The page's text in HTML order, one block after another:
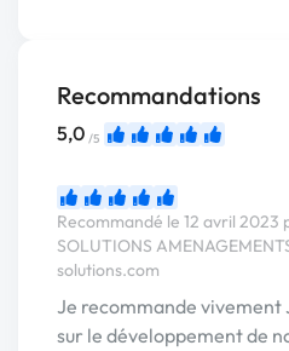
Recommandations
5,0 /5
Recommandé le 12 avril 2023
SOLUTIONS
solutions.com
Je recommande vivement
sur le développement de